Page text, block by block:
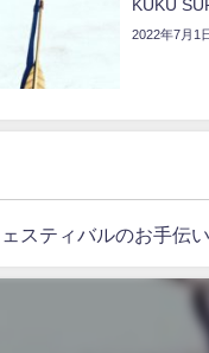
KUKU
2022年7月1
スティバルのお手伝